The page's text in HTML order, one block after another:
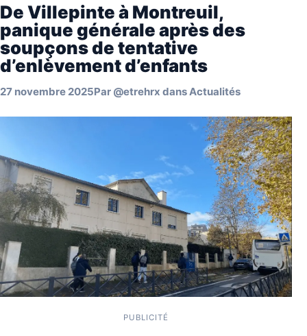
De Villepinte à Montreuil,
panique générale après des
soupçons de tentative
d’enlèvement d’enfants
27 novembre 2025Par @etrehrx dansActualités
PUBLICITÉ